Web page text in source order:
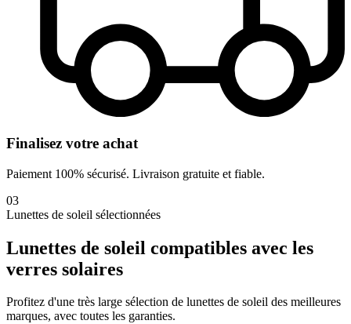
Finalisez votre achat
Paiement 100% sécurisé. Livraison gratuite et fiable.
03
Lunettes de soleil sélectionnées
Lunettes de soleil compatibles avec les
verres solaires
Profitez d'une très large sélection de lunettes de soleil des meilleures
marques, avec toutes les garanties.